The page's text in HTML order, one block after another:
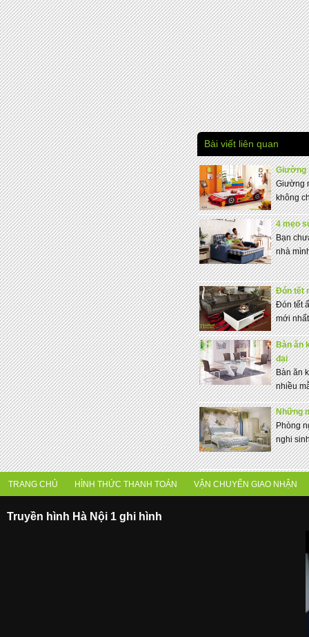
Bài viết liên quan
Giường
Giường
không
4 mẹo
Bạn
nhà
Đón tết
Đón tết
mới
Bàn ăn
đại
Bàn ăn
nhiều
Những
Phòng
nghi
TRANG CHỦ HÌNH THỨC THANH TOÁN VẬN CHUYỂN GIAO NHẬN
Truyền hình Hà Nội 1 ghi hình